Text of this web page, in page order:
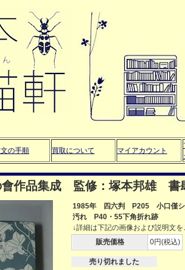
の手順 買取について マイアカウント
作品集成 監修：塚本邦雄 書
1985年 四六判 P205 小口僅シ
汚れ P40・55下角折れ跡
↓詳細は下記の画像および説明文
販売価格
0円(税込)
売り切れました